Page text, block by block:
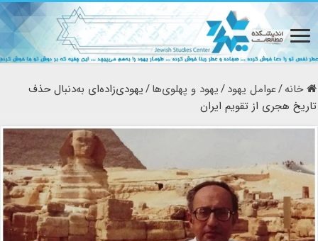
خانه/عوامل یهود/یهود و پهلوی‌ها/یهودی‌زاده‌ای به‌دنبال حذف
تاریخ هجری از تقویم ایران